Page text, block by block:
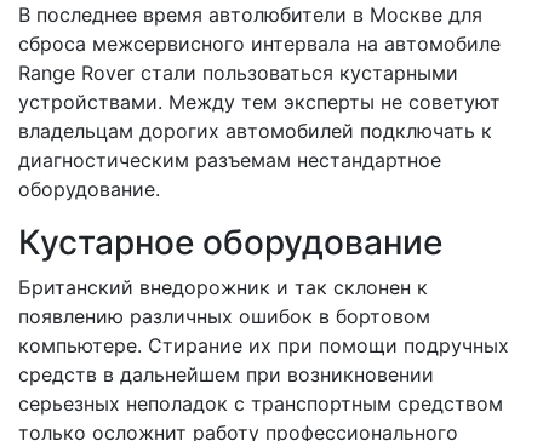
В последнее время автолюбители в Москве для
сброса межсервисного интервала на автомобиле
Range Rover стали пользоваться кустарными
устройствами. Между тем эксперты не советуют
владельцам дорогих автомобилей подключать к
диагностическим разъемам нестандартное
оборудование.
Кустарное оборудование
Британский внедорожник и так склонен к
появлению различных ошибок в бортовом
компьютере. Стирание их при помощи подручных
средств в дальнейшем при возникновении
серьезных неполадок с транспортным средством
только осложнит работу профессионального